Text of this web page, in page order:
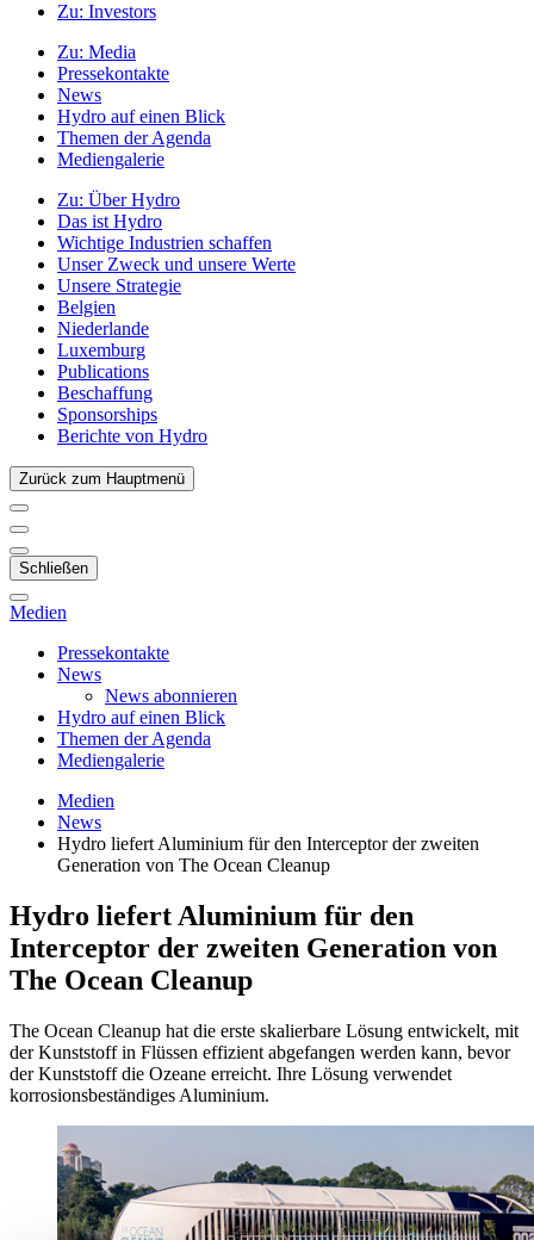
Zu: Investors
Zu: Media
Pressekontakte
News
Hydro auf einen Blick
Themen der Agenda
Mediengalerie
Zu: Über Hydro
Das ist Hydro
Wichtige Industrien schaffen
Unser Zweck und unsere Werte
Unsere Strategie
Belgien
Niederlande
Luxemburg
Publications
Beschaffung
Sponsorships
Berichte von Hydro
Zurück zum Hauptmenü
Schließen
Medien
Pressekontakte
News
News abonnieren
Hydro auf einen Blick
Themen der Agenda
Mediengalerie
Medien
News
Hydro liefert Aluminium für den Interceptor der zweiten
Generation von The Ocean Cleanup
Hydro liefert Aluminium für den
Interceptor der zweiten Generation von
The Ocean Cleanup
The Ocean Cleanup hat die erste skalierbare Lösung entwickelt, mit
der Kunststoff in Flüssen effizient abgefangen werden kann, bevor
der Kunststoff die Ozeane erreicht. Ihre Lösung verwendet
korrosionsbeständiges Aluminium.